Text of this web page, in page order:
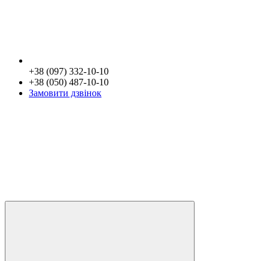
+38 (097) 332-10-10
+38 (050) 487-10-10
Замовити дзвінок